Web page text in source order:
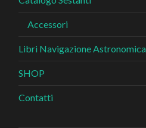
Accessori
Libri Navigazione Astronomica
SHOP
Contatti